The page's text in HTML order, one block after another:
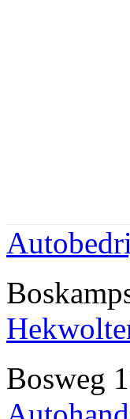
Bosweg